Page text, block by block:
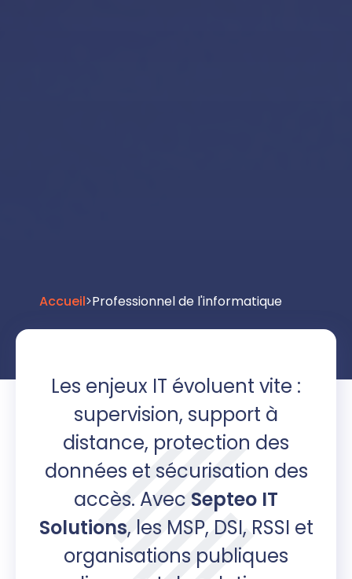
Accueil>Professionnel de l'informatique
Les enjeux IT évoluent vite :
supervision, support à
distance, protection des
données et sécurisation des
accès. Avec Septeo IT
Solutions, les MSP, DSI, RSSI et
organisations publiques